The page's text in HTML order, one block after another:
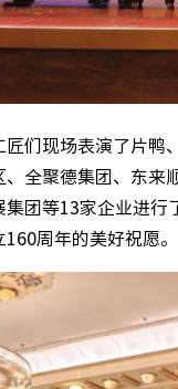
们现场表演了片
全聚德集团、东
团等13家企业进
周年的美好祝愿。